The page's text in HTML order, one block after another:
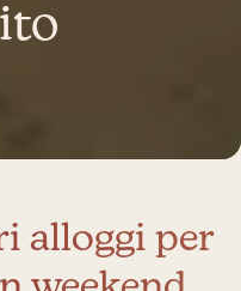
alloggi per